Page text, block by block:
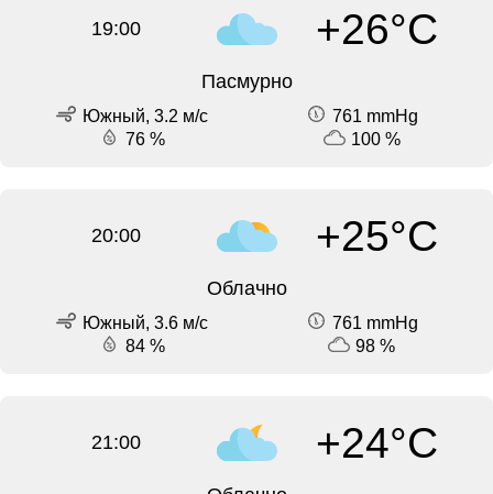
19:00 +26°C
Пасмурно
Южный, 3.2 м/с
761 mmHg
76 %
100 %
20:00 +25°C
Облачно
Южный, 3.6 м/с
761 mmHg
84 %
98 %
21:00 +24°C